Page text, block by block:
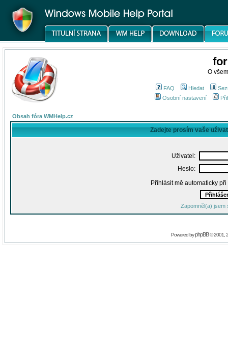
O
FAQ Hledat
Osobní nastavení
Obsah fóra WMHelp.cz
Zadejte prosím vaše
Uživatel:
Heslo:
Přihlásit mě automaticky
Zapomněl(a) jsem
Powered byphpBB© 2001,